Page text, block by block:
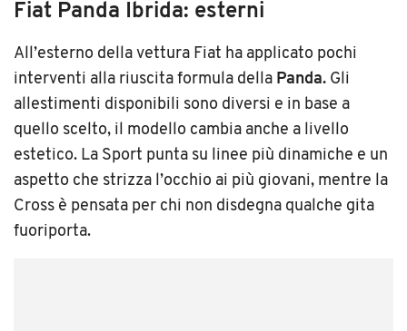
Fiat Panda Ibrida: esterni
All’esterno della vettura Fiat ha applicato pochi
interventi alla riuscita formula della Panda. Gli
allestimenti disponibili sono diversi e in base a
quello scelto, il modello cambia anche a livello
estetico. La Sport punta su linee più dinamiche e un
aspetto che strizza l’occhio ai più giovani, mentre la
Cross è pensata per chi non disdegna qualche gita
fuoriporta.